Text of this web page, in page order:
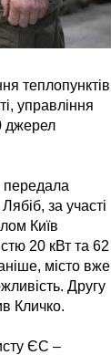
теплопунктів
управління
джерел
передала
за участі
Київ
20 кВт та 62
місто вже
Другу
Кличко.
ЄС –